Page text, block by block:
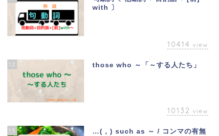
with 〕
10414 view
12 those who ～「～する人たち」
10132 view
13
…( , ) such as ～ / コンマの有無